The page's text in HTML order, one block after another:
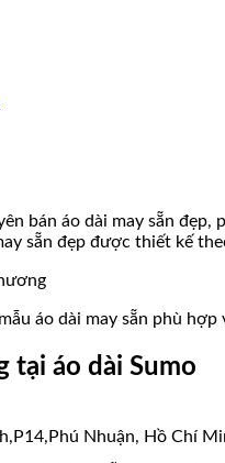
bán áo dài may sẵn
sẵn đẹp được thiết kế
áo dài may sẵn phù
tại áo dài Sumo
Nhuận, Hồ Chí